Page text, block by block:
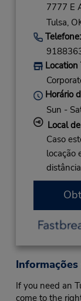
7777 E
Tulsa,
Telefone:
Location
Horário
Sun -
Local
Caso
locação
If you need an
come to the